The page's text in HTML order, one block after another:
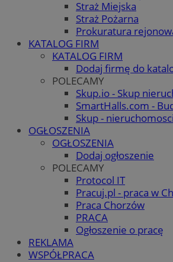
Straż Miejska
Straż Pożarna
Prokuratura
KATALOG FIRM
KATALOG FIRM
Dodaj firmę do
POLECAMY
Skup.io - Skup
SmartHalls.com -
Skup -
OGŁOSZENIA
OGŁOSZENIA
Dodaj ogłoszenie
POLECAMY
Protocol IT
Pracuj.pl - praca w
Praca Chorzów
PRACA
Ogłoszenie o pracę
REKLAMA
WSPÓŁPRACA